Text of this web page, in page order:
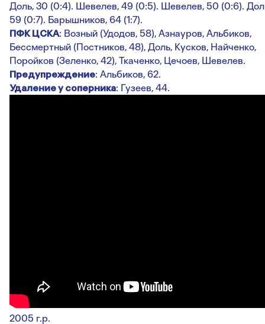
Доль, 30 (0:4). Шевелев, 49 (0:5). Шевелев, 50 (0:6).
59 (0:7). Барышников, 64 (1:7).
ПФК ЦСКА: Возный (Удодов, 58), Азнауров, Альбиков,
Бессмертный (Постников, 48), Доль, Кусков, Найченко,
Поройков (Зеленко, 42), Ткаченко, Цечоев, Шевелев.
Предупреждение: Альбиков, 62.
Удаление у соперника: Гузеев, 44.
2005 г.р.